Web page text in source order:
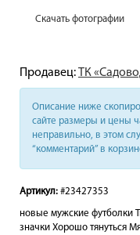
Скачать фотографии
Продавец:ТК
Описание ниже
сайте размеры и цены
неправильно, в этом
“комментарий” в
Артикул: #23427353
новые мужские футболки
значки Хорошо тянуться